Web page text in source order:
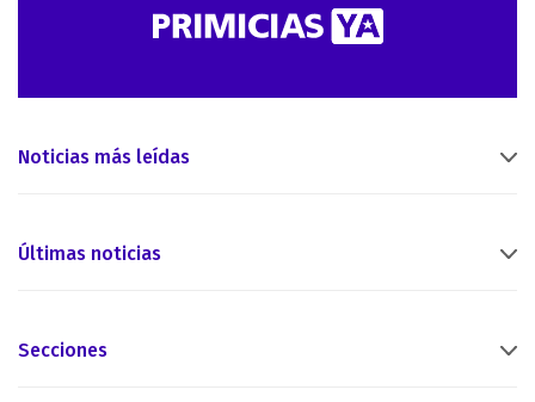
Noticias más leídas
Últimas noticias
Secciones